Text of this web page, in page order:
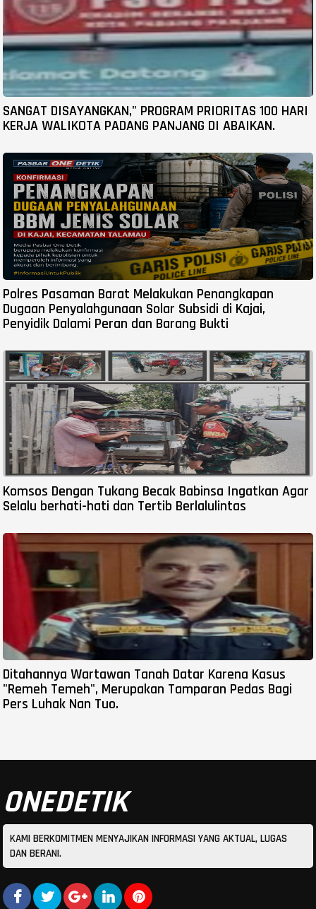
SANGAT DISAYANGKAN," PROGRAM PRIORITAS 100 HARI
KERJA WALIKOTA PADANG PANJANG DI ABAIKAN.
Polres Pasaman Barat Melakukan Penangkapan
Dugaan Penyalahgunaan Solar Subsidi di Kajai,
Penyidik Dalami Peran dan Barang Bukti
Komsos Dengan Tukang Becak Babinsa Ingatkan Agar
Selalu berhati-hati dan Tertib Berlalulintas
Ditahannya Wartawan Tanah Datar Karena Kasus
"Remeh Temeh", Merupakan Tamparan Pedas Bagi
Pers Luhak Nan Tuo.
ONEDETIK
KAMI BERKOMITMEN MENYAJIKAN INFORMASI YANG AKTUAL, LUGAS
DAN BERANI.